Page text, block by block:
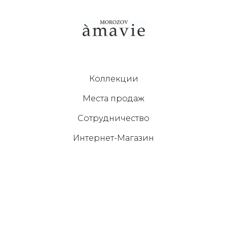
Коллекции
Места продаж
Сотрудничество
Интернет-Магазин